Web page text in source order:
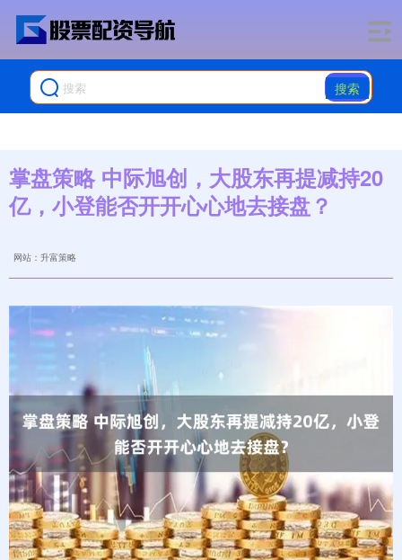
搜索
掌盘策略 中际旭创，大股东再提减持20
亿，小登能否开开心心地去接盘？
网站：升富策略